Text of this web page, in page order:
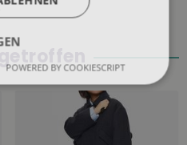
POWERED BY COOKIESCRIPT